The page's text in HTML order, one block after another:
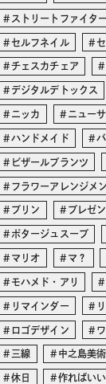
ストリートファイター
セルフネイル
チェスカチェア
デジタルデトックス
ニッカ ニュー
ハンドメイド
ビザールプランツ
フラワーアレンジメ
プリン プレゼン
ポタージュスープ
マリオ マ？
モハメド・アリ
リマインダー
ロゴデザイン
三線 中之島美
休日 作ればいい